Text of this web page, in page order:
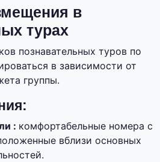
в
турах
познавательных туров по
в зависимости от
группы.
: комфортабельные номера с
вблизи основных